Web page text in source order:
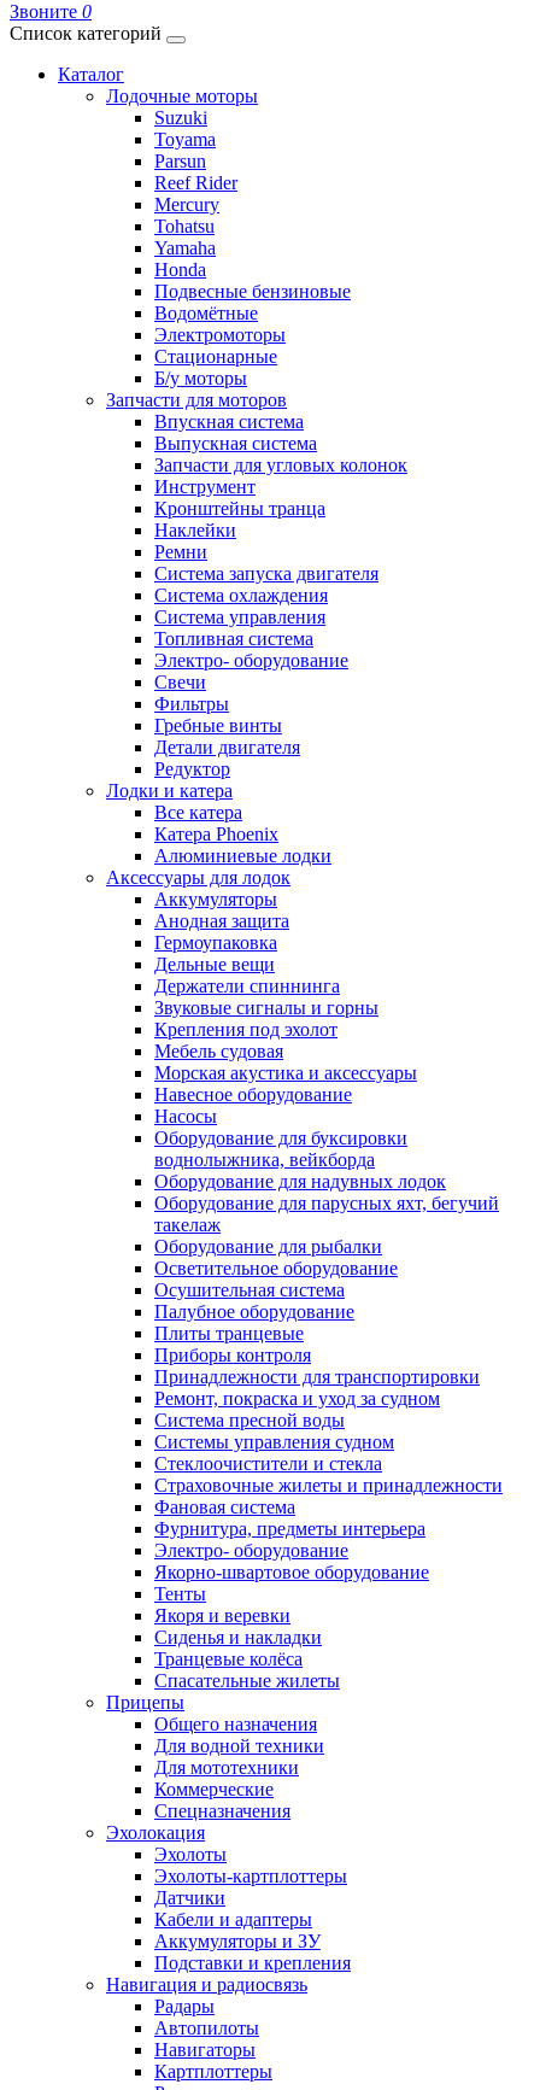
Звоните 0
Список категорий
Каталог
Лодочные моторы
Suzuki
Toyama
Parsun
Reef Rider
Mercury
Tohatsu
Yamaha
Honda
Подвесные бензиновые
Водомётные
Электромоторы
Стационарные
Б/у моторы
Запчасти для моторов
Впускная система
Выпускная система
Запчасти для угловых колонок
Инструмент
Кронштейны транца
Наклейки
Ремни
Система запуска двигателя
Система охлаждения
Система управления
Топливная система
Электро- оборудование
Свечи
Фильтры
Гребные винты
Детали двигателя
Редуктор
Лодки и катера
Все катера
Катера Phoenix
Алюминиевые лодки
Аксессуары для лодок
Аккумуляторы
Анодная защита
Гермоупаковка
Дельные вещи
Держатели спиннинга
Звуковые сигналы и горны
Крепления под эхолот
Мебель судовая
Морская акустика и аксессуары
Навесное оборудование
Насосы
Оборудование для буксировки
воднолыжника, вейкборда
Оборудование для надувных лодок
Оборудование для парусных яхт, бегучий
такелаж
Оборудование для рыбалки
Осветительное оборудование
Осушительная система
Палубное оборудование
Плиты транцевые
Приборы контроля
Принадлежности для транспортировки
Ремонт, покраска и уход за судном
Система пресной воды
Системы управления судном
Стеклоочистители и стекла
Страховочные жилеты и принадлежности
Фановая система
Фурнитура, предметы интерьера
Электро- оборудование
Якорно-швартовое оборудование
Тенты
Якоря и веревки
Сиденья и накладки
Транцевые колёса
Спасательные жилеты
Прицепы
Общего назначения
Для водной техники
Для мототехники
Коммерческие
Спецназначения
Эхолокация
Эхолоты
Эхолоты-картплоттеры
Датчики
Кабели и адаптеры
Аккумуляторы и ЗУ
Подставки и крепления
Навигация и радиосвязь
Радары
Автопилоты
Навигаторы
Картплоттеры